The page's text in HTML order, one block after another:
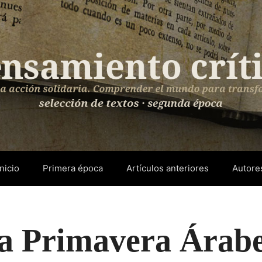
Primera época Artículos anteriores
Primavera